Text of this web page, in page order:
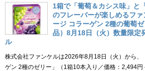
1箱で「葡萄＆カシス味」と
のフレーバーが楽しめるフ
ージ コラーゲン 2種の葡萄
品）8月18日（火）数量限定
ル
株式会社ファンケルは2026年8月18日（火）から、
ゲン 2種のゼリー」（1箱10本入り／価格：2,494